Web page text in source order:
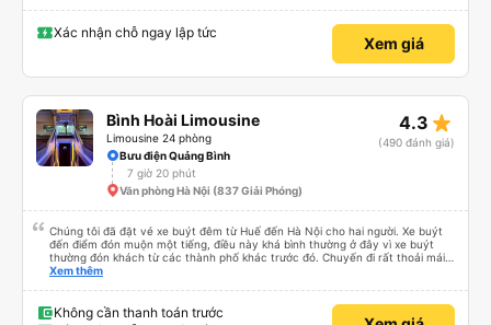
chọn công ty này.
Xác nhận chỗ ngay lập tức
Xem giá
Bình Hoài Limousine
Limousine 24 phòng
4.3 star_rate
(490 đánh giá)
Bưu điện Quảng Bình
7 giờ 20 phút
Văn phòng Hà Nội (837 Giải Phóng)
Chúng tôi đã đặt vé xe buýt đêm từ Huế đến Hà Nội cho hai người. Xe buýt
đến điểm đón muộn một tiếng, điều này khá bình thường ở đây vì xe buýt
thường đón khách từ các thành phố khác trước đó. Chuyến đi rất thoải mái,
ghế nằm êm ái, và ngay cả người cao 1,80 m như tôi vẫn ngủ ngon. Sau khi
rắc rối như vậy, nhưng thật tốt khi thấy công ty xe buýt quan tâm đến
Xem thêm
Không cần thanh toán trước